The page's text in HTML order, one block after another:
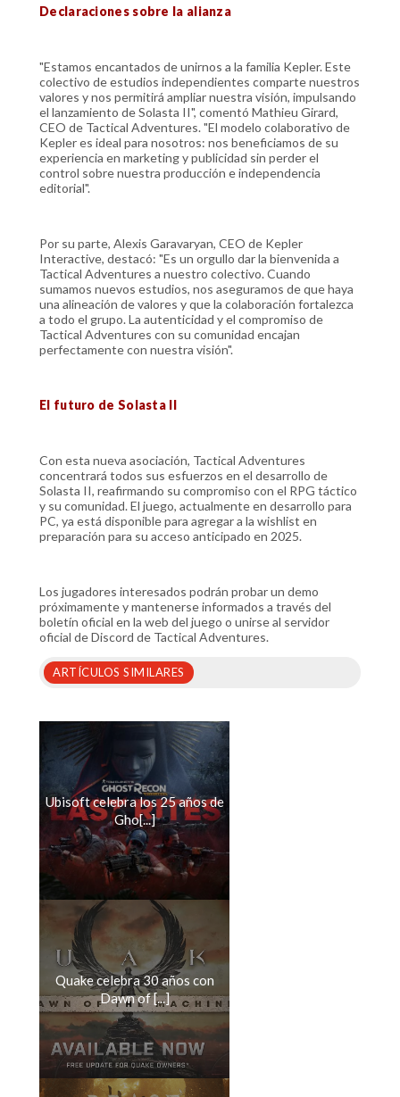
Declaraciones sobre la alianza
"Estamos encantados de unirnos a la familia Kepler. Este
colectivo de estudios independientes comparte nuestros
valores y nos permitirá ampliar nuestra visión, impulsando
el lanzamiento de Solasta II", comentó Mathieu Girard,
CEO de Tactical Adventures. "El modelo colaborativo de
Kepler es ideal para nosotros: nos beneficiamos de su
experiencia en marketing y publicidad sin perder el
control sobre nuestra producción e independencia
editorial".
Por su parte, Alexis Garavaryan, CEO de Kepler
Interactive, destacó: "Es un orgullo dar la bienvenida a
Tactical Adventures a nuestro colectivo. Cuando
sumamos nuevos estudios, nos aseguramos de que haya
una alineación de valores y que la colaboración fortalezca
a todo el grupo. La autenticidad y el compromiso de
Tactical Adventures con su comunidad encajan
perfectamente con nuestra visión".
El futuro de Solasta II
Con esta nueva asociación, Tactical Adventures
concentrará todos sus esfuerzos en el desarrollo de
Solasta II, reafirmando su compromiso con el RPG táctico
y su comunidad. El juego, actualmente en desarrollo para
PC, ya está disponible para agregar a la wishlist en
preparación para su acceso anticipado en 2025.
Los jugadores interesados podrán probar un demo
próximamente y mantenerse informados a través del
boletín oficial en la web del juego o unirse al servidor
oficial de Discord de Tactical Adventures.
ARTÍCULOS SIMILARES
Ubisoft celebra los 25 años de
Gho[...]
Quake celebra 30 años con
Dawn of [...]